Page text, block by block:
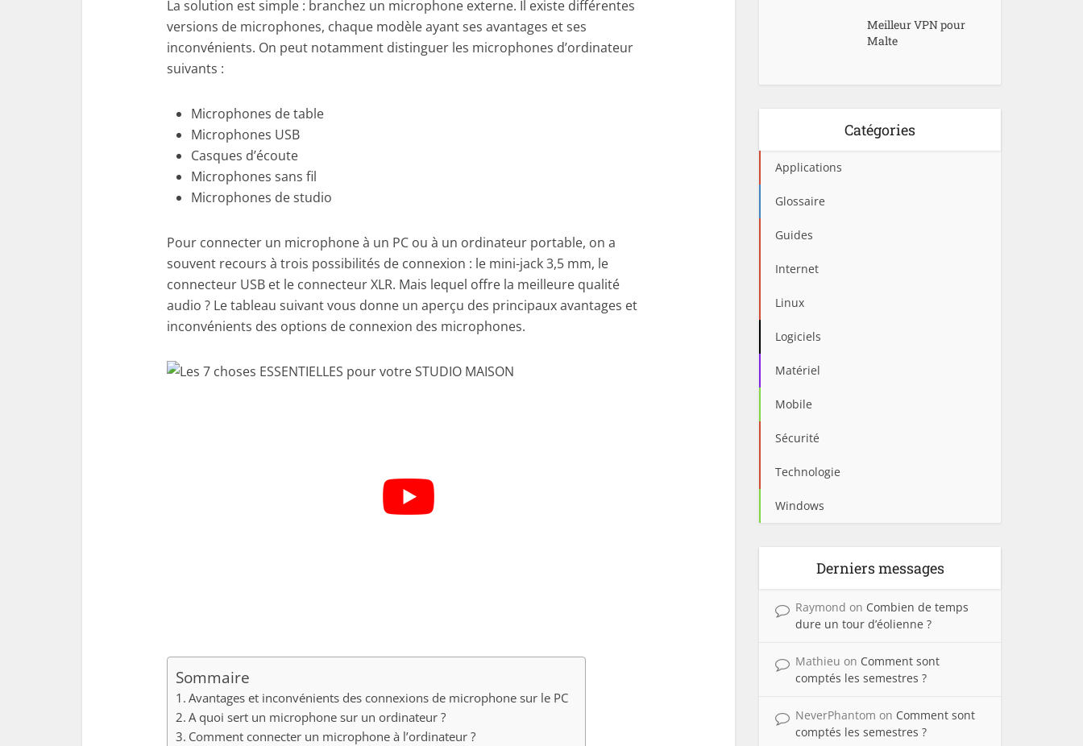
La solution est simple : branchez un microphone externe. Il existe différentes
versions de microphones, chaque modèle ayant ses avantages et ses
inconvénients. On peut notamment distinguer les microphones d’ordinateur
suivants :
Microphones de table
Microphones USB
Casques d’écoute
Microphones sans fil
Microphones de studio
Pour connecter un microphone à un PC ou à un ordinateur portable, on a
souvent recours à trois possibilités de connexion : le mini-jack 3,5 mm, le
connecteur USB et le connecteur XLR. Mais lequel offre la meilleure qualité
audio ? Le tableau suivant vous donne un aperçu des principaux avantages et
inconvénients des options de connexion des microphones.
Sommaire
Avantages et inconvénients des connexions de microphone sur le PC
A quoi sert un microphone sur un ordinateur ?
Comment connecter un microphone à l’ordinateur ?
Meilleur VPN pour
Malte
Catégories
Applications
Glossaire
Guides
Internet
Linux
Logiciels
Matériel
Mobile
Sécurité
Technologie
Windows
Derniers messages
Raymond on Combien de temps
dure un tour d’éolienne ?
Mathieu on Comment sont
comptés les semestres ?
NeverPhantom on Comment sont
comptés les semestres ?